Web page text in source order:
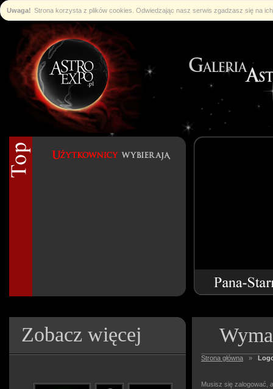
Uwaga! Strona korzysta z plików cookies. Odwiedzając nasz serwis zgadzasz się na
Zobacz więcej
Strona główna »
Musisz się zalogować,